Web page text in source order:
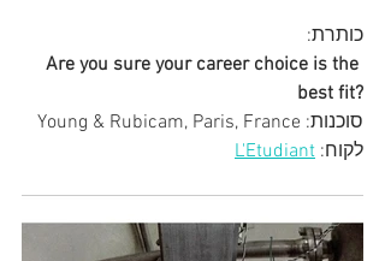
כותרת:
Are you sure your career choice is the
best fit?
סוכנות: Young & Rubicam, Paris, France
לקוח: L'Etudiant